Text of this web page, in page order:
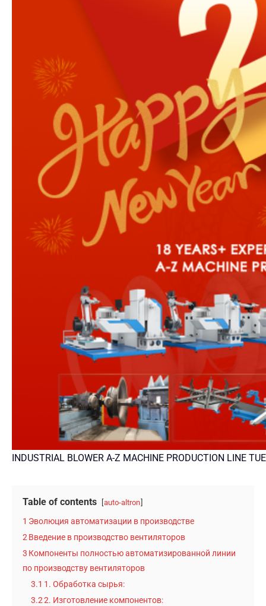
INDUSTRIAL BLOWER A-Z MACHINE PRODUCTION LINE
Table of contents auto-altron
1 Эволюция автоматизации в производстве
2Введение в производство вентиляторов
3 Компоненты полностью автоматизированной линии
по производству вентиляторов
3.1 1. Обработка сырья:
3.22. Изготовление компонентов: